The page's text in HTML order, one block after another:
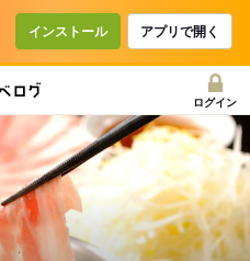
インストール アプリで開く
ログイン
るクーポン
せず予約する